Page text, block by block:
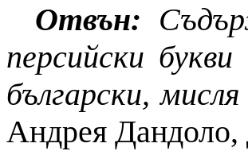
Отвън:
персийски
български,
Андрея